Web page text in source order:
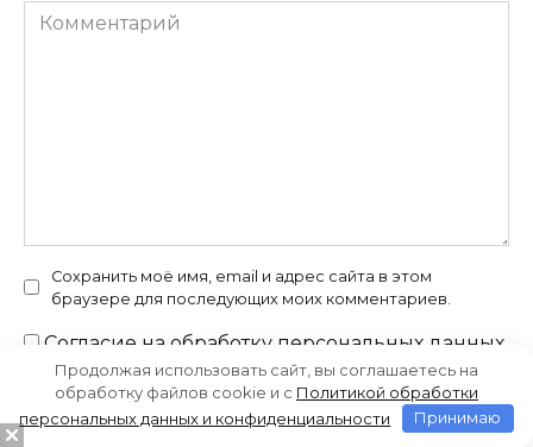
Комментарий
Сохранить моё имя, email и адрес сайта в этом
браузере для последующих моих комментариев.
Согласие на обработку персональных данных
и политикой конфиденциальности
Отказ от ответственности
Продолжая использовать сайт, вы соглашаетесь на
обработку файлов cookie и c Политикой обработки
персональных данных и конфиденциальности
Принимаю